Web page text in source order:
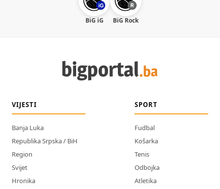
BiG iG BiG Rock
VIJESTI
Banja Luka
Republika Srpska / BiH
Region
Svijet
Hronika
SPORT
Fudbal
Košarka
Tenis
Odbojka
Atletika